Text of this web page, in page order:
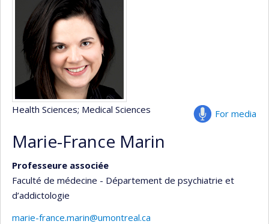
For media
Health Sciences; Medical Sciences
Marie-France Marin
Professeure associée
Faculté de médecine - Département de psychiatrie et
d’addictologie
marie-france.marin@umontreal.ca